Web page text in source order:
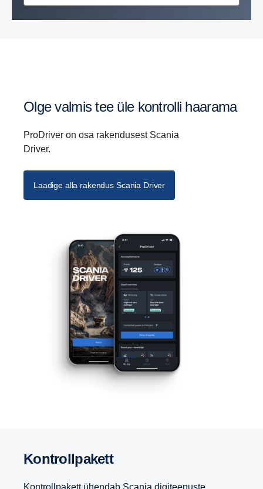
Olge valmis tee üle kontrolli haarama
ProDriver on osa rakendusest Scania
Driver.
Laadige alla rakendus Scania Driver
Kontrollpakett